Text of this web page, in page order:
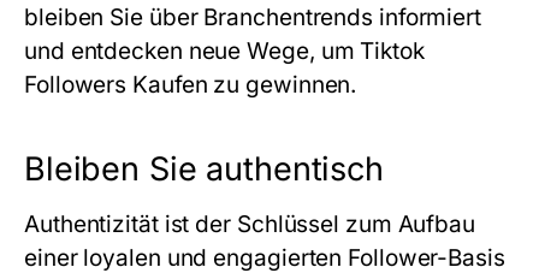
bleiben Sie über Branchentrends informiert
und entdecken neue Wege, um Tiktok
Followers Kaufen zu gewinnen.
Bleiben Sie authentisch
Authentizität ist der Schlüssel zum Aufbau
einer loyalen und engagierten Follower-Basis